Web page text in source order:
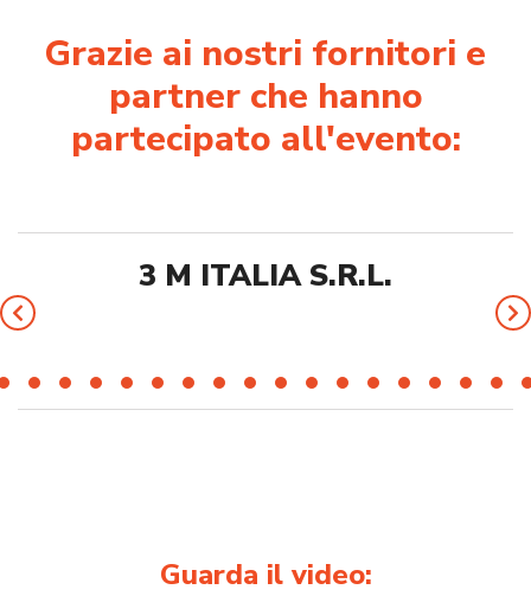
Grazie ai nostri fornitori e
partner che hanno
partecipato all'evento:
3 M ITALIA S.R.L.
Guarda il video: